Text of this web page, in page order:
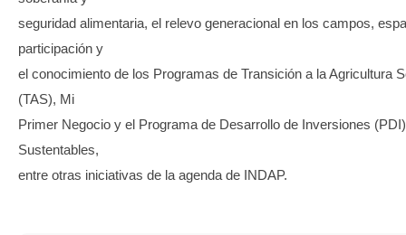
seguridad alimentaria, el relevo generacional en los campos,
participación y
el conocimiento de los Programas de Transición a la Agricultura
(TAS), Mi
Primer Negocio y el Programa de Desarrollo de Inversiones
Sustentables,
entre otras iniciativas de la agenda de INDAP.